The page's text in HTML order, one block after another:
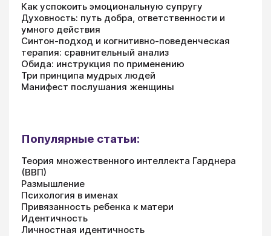
Как успокоить эмоциональную супругу
Духовность: путь добра, ответственности и
умного действия
Синтон-подход и когнитивно-поведенческая
терапия: сравнительный анализ
Обида: инструкция по применению
Три принципа мудрых людей
Манифест послушания женщины
Популярные статьи:
Теория множественного интеллекта Гарднера
(ВВП)
Размышление
Психология в именах
Привязанность ребенка к матери
Идентичность
Личностная идентичность